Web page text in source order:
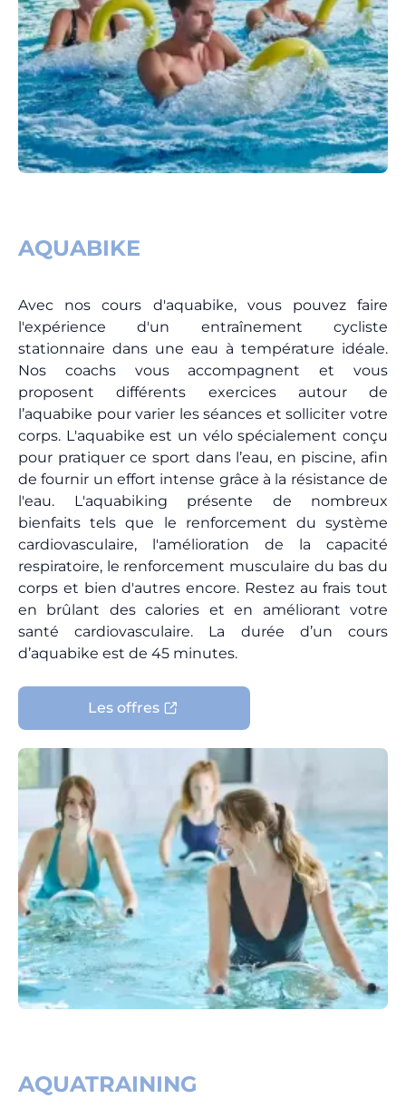
AQUABIKE
Avec nos cours d'aquabike, vous pouvez faire
l'expérience d'un entraînement cycliste
stationnaire dans une eau à température idéale.
Nos coachs vous accompagnent et vous
proposent différents exercices autour de
l’aquabike pour varier les séances et solliciter votre
corps. L'aquabike est un vélo spécialement conçu
pour pratiquer ce sport dans l’eau, en piscine, afin
de fournir un effort intense grâce à la résistance de
l'eau. L'aquabiking présente de nombreux
bienfaits tels que le renforcement du système
cardiovasculaire, l'amélioration de la capacité
respiratoire, le renforcement musculaire du bas du
corps et bien d'autres encore. Restez au frais tout
en brûlant des calories et en améliorant votre
santé cardiovasculaire. La durée d’un cours
d’aquabike est de 45 minutes.
Les offres
AQUATRAINING